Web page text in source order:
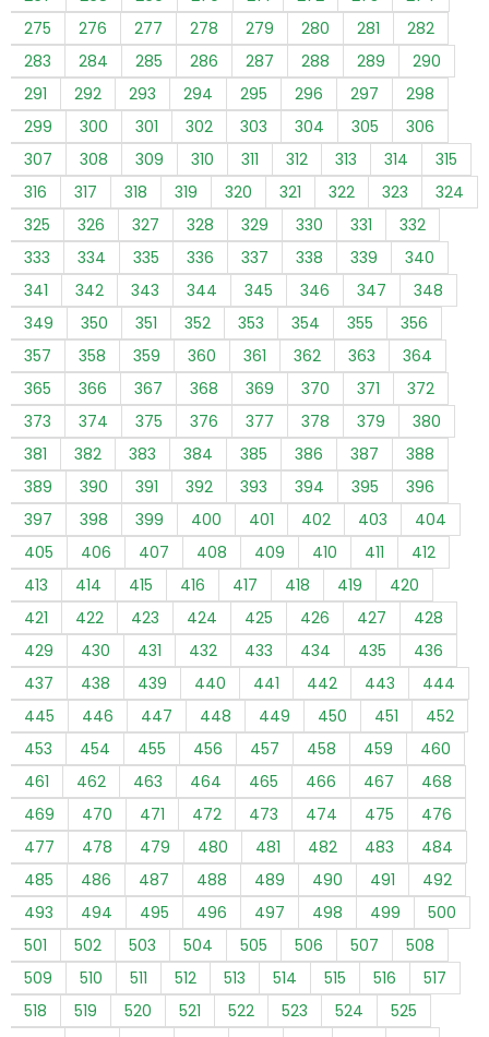
275
276 277 278 279 280 281
282
283
284 285 286 287 288 289
290
291
292 293 294 295 296 297
298
299
300 301 302 303 304 305
306
307
308 309 310 311 312 313 314
315
316
317 318 319 320 321 322 323
324
325
326 327 328 329 330 331
332
333
334 335 336 337 338 339
340
341
342 343 344 345 346 347
348
349
350 351 352 353 354 355
356
357
358 359 360 361 362 363
364
365
366 367 368 369 370 371
372
373
374 375 376 377 378 379
380
381
382 383 384 385 386 387
388
389
390 391 392 393 394 395
396
397
398 399 400 401 402 403
404
405
406 407 408 409 410 411
412
413
414 415 416 417 418 419
420
421
422 423 424 425 426 427
428
429
430 431 432 433 434 435
436
437
438 439 440 441 442 443
444
445
446 447 448 449 450 451
452
453
454 455 456 457 458 459
460
461
462 463 464 465 466 467
468
469
470 471 472 473 474 475
476
477
478 479 480 481 482 483
484
485
486 487 488 489 490 491
492
493
494 495 496 497 498 499
500
501
502 503 504 505 506 507
508
509
510 511 512 513 514 515 516
517
518
519 520 521 522 523 524
525